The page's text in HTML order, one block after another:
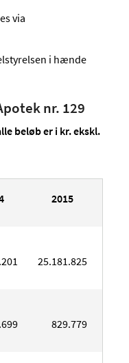
via
i hænde
nr. 129
beløb er i kr. ekskl.
2015
25.181.825
829.779